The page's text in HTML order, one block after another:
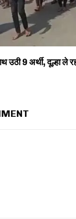
उठी 9 अर्थी, दूल्हा ले